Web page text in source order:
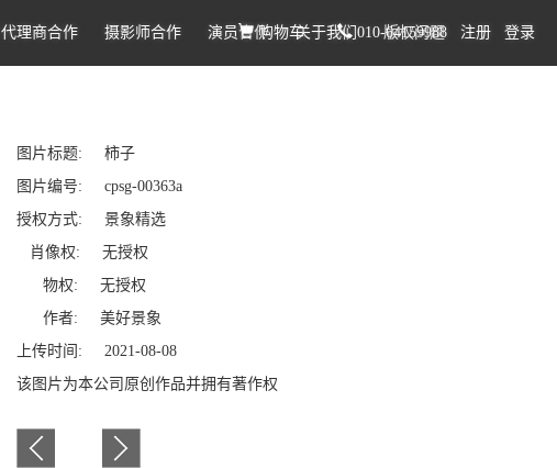
代理商合作 摄影师合作 演员合作 关于我们 版权问题
购物车 010-64159988 注册 登录
图片标题: 柿子
图片编号: cpsg-00363a
授权方式: 景象精选
肖像权: 无授权
物权: 无授权
作者: 美好景象
上传时间: 2021-08-08
该图片为本公司原创作品并拥有著作权